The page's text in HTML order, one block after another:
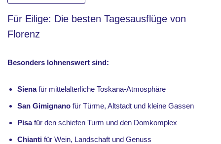
Für Eilige: Die besten Tagesausflüge von
Florenz
Besonders lohnenswert sind:
Sienafür mittelalterliche Toskana-Atmosphäre
San Gimignano für Türme, Altstadt und kleine Gassen
Pisafür den schiefen Turm und den Domkomplex
Chianti für Wein, Landschaft und Genuss